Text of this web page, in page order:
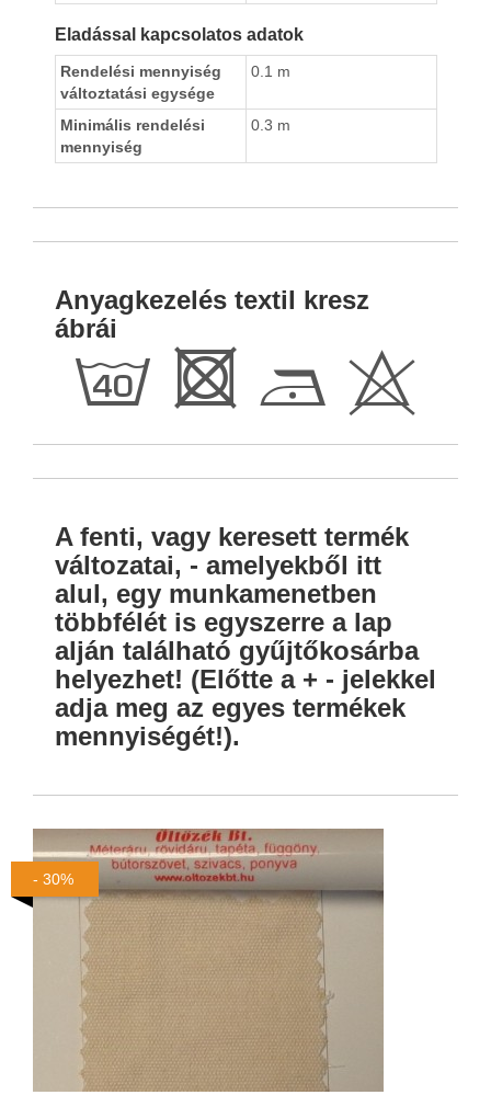
Eladással kapcsolatos adatok
Rendelési mennyiség
változtatási egysége
0.1 m
Minimális rendelési
mennyiség
0.3 m
Anyagkezelés textil kresz
ábrái
h R D H
A fenti, vagy keresett termék
változatai, - amelyekből itt
alul, egy munkamenetben
többfélét is egyszerre a lap
alján található gyűjtőkosárba
helyezhet! (Előtte a + - jelekkel
adja meg az egyes termékek
mennyiségét!).
- 30%